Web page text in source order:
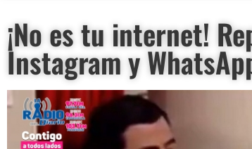
¡No es tu internet!
Instagram y